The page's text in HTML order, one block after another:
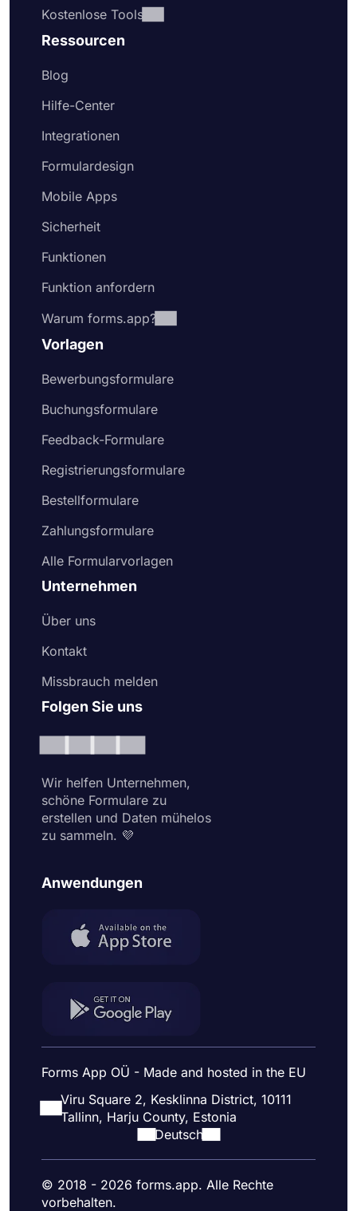
Kostenlose Tools
Ressourcen
Blog
Hilfe-Center
Integrationen
Formulardesign
Mobile Apps
Sicherheit
Funktionen
Funktion anfordern
Warum forms.app?
Vorlagen
Bewerbungsformulare
Buchungsformulare
Feedback-Formulare
Registrierungsformulare
Bestellformulare
Zahlungsformulare
Alle Formularvorlagen
Unternehmen
Über uns
Kontakt
Missbrauch melden
Folgen Sie uns
Wir helfen Unternehmen,
schöne Formulare zu
erstellen und Daten mühelos
zu sammeln. 💜
Anwendungen
Forms App OÜ - Made and hosted in the EU
Viru Square 2, Kesklinna District, 10111
Tallinn, Harju County, Estonia
Deutsch
© 2018 - 2026 forms.app. Alle Rechte
vorbehalten.